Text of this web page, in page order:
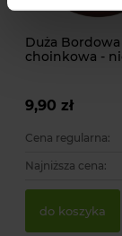
Duża
choinkowa -
9,90 zł
Cena regularna:
Najniższa cena:
do koszyka